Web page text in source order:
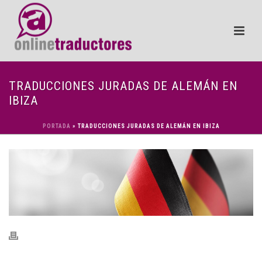
TRADUCCIONES JURADAS DE ALEMÁN EN
IBIZA
PORTADA » TRADUCCIONES JURADAS DE ALEMÁN EN IBIZA